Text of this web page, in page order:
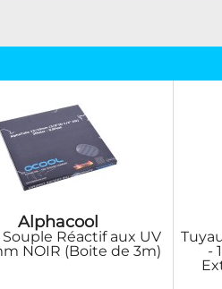
Alphacool
Réactif aux UV
NOIR (Boite de 3m)
-